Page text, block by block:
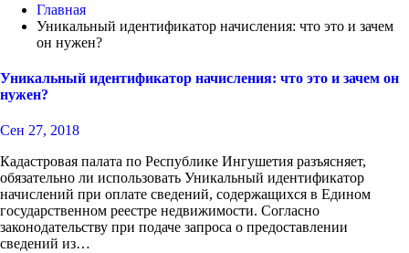
Главная
Уникальный идентификатор начисления: что это и зачем
он нужен?
Уникальный идентификатор начисления: что это и зачем он
нужен?
Сен 27, 2018
Кадастровая палата по Республике Ингушетия разъясняет,
обязательно ли использовать Уникальный идентификатор
начислений при оплате сведений, содержащихся в Едином
государственном реестре недвижимости. Согласно
законодательству при подаче запроса о предоставлении
сведений из…